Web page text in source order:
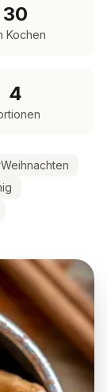
30
Kochen
4
Weihnachten